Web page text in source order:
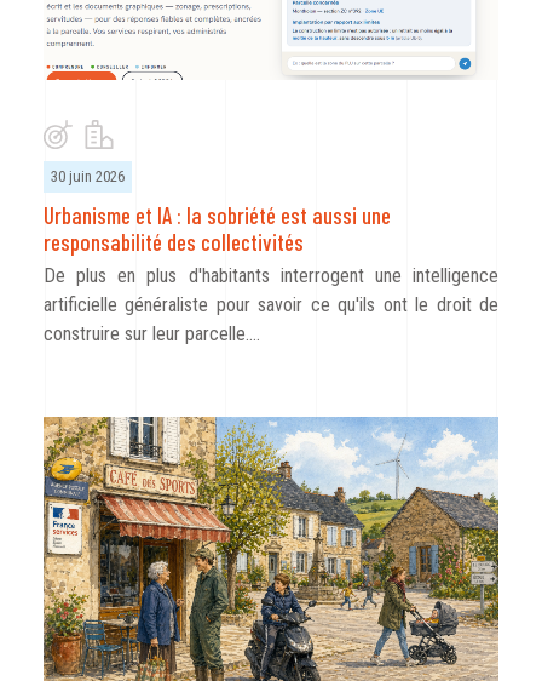
30 juin 2026
Urbanisme et IA : la sobriété est aussi une
responsabilité des collectivités
De plus en plus d'habitants interrogent une intelligence
artificielle généraliste pour savoir ce qu'ils ont le droit de
construire sur leur parcelle.…